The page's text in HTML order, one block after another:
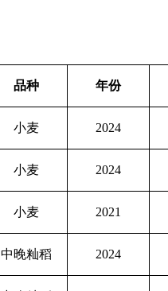
品种 年份
小麦 2024
小麦 2024
小麦 2021
中晚籼稻 2024